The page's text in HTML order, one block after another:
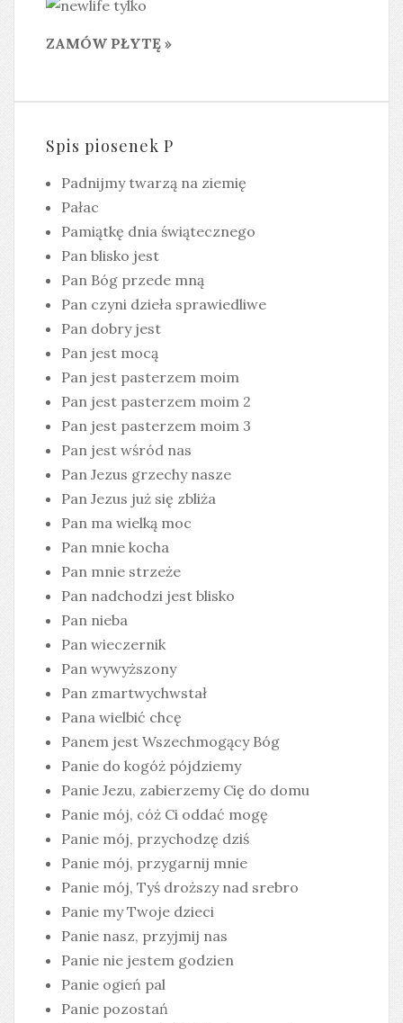
ZAMÓW PŁYTĘ »
Spis piosenek P
Padnijmy twarzą na ziemię
Pałac
Pamiątkę dnia świątecznego
Pan blisko jest
Pan Bóg przede mną
Pan czyni dzieła sprawiedliwe
Pan dobry jest
Pan jest mocą
Pan jest pasterzem moim
Pan jest pasterzem moim 2
Pan jest pasterzem moim 3
Pan jest wśród nas
Pan Jezus grzechy nasze
Pan Jezus już się zbliża
Pan ma wielką moc
Pan mnie kocha
Pan mnie strzeże
Pan nadchodzi jest blisko
Pan nieba
Pan wieczernik
Pan wywyższony
Pan zmartwychwstał
Pana wielbić chcę
Panem jest Wszechmogący Bóg
Panie do kogóż pójdziemy
Panie Jezu, zabierzemy Cię do domu
Panie mój, cóż Ci oddać mogę
Panie mój, przychodzę dziś
Panie mój, przygarnij mnie
Panie mój, Tyś droższy nad srebro
Panie my Twoje dzieci
Panie nasz, przyjmij nas
Panie nie jestem godzien
Panie ogień pal
Panie pozostań